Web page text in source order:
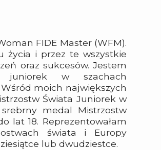
FIDE Master (WFM).
życia i przez te wszystkie
oraz sukcesów. Jestem
juniorek w szachach
moich największych
Świata Juniorek w
medal Mistrzostw
lat 18. Reprezentowałam
świata i Europy
lub dwudziestce.